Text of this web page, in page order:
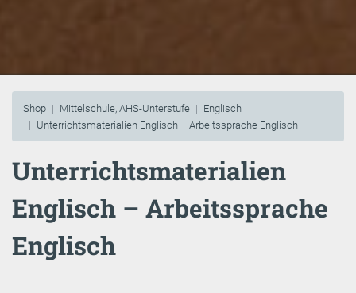
Shop Mittelschule, AHS-Unterstufe
Englisch
Unterrichtsmaterialien Englisch – Arbeitssprache Englisch
Unterrichtsmaterialien
Englisch – Arbeitssprache
Englisch